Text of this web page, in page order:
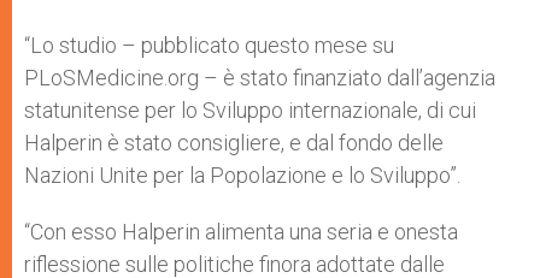
“Lo studio – pubblicato questo mese su
PLoSMedicine.org – è stato finanziato dall’agenzia
statunitense per lo Sviluppo internazionale, di cui
Halperin è stato consigliere, e dal fondo delle
Nazioni Unite per la Popolazione e lo Sviluppo”.
“Con esso Halperin alimenta una seria e onesta
riflessione sulle politiche finora adottate dalle